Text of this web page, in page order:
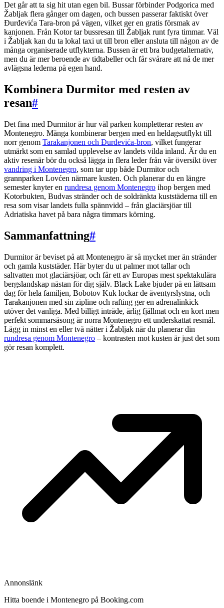
Det går att ta sig hit utan egen bil. Bussar förbinder Podgorica med
Žabljak flera gånger om dagen, och bussen passerar faktiskt över
Đurđevića Tara-bron på vägen, vilket ger en gratis försmak av
kanjonen. Från Kotor tar bussresan till Žabljak runt fyra timmar. Väl
i Žabljak kan du ta lokal taxi ut till bron eller ansluta till någon av de
många organiserade utflykterna. Bussen är ett bra budgetalternativ,
men du är mer beroende av tidtabeller och får svårare att nå de mer
avlägsna lederna på egen hand.
Kombinera Durmitor med resten av
resan#
Det fina med Durmitor är hur väl parken kompletterar resten av
Montenegro. Många kombinerar bergen med en heldagsutflykt till
norr genom Tarakanjonen och Đurđevića-bron, vilket fungerar
utmärkt som en samlad upplevelse av landets vilda inland. Är du en
aktiv resenär bör du också lägga in flera leder från vår översikt över
vandring i Montenegro, som tar upp både Durmitor och
grannparken Lovćen närmare kusten. Och planerar du en längre
semester knyter en rundresa genom Montenegro ihop bergen med
Kotorbukten, Budvas stränder och de soldränkta kuststäderna till en
resa som visar landets fulla spännvidd – från glaciärsjöar till
Adriatiska havet på bara några timmars körning.
Sammanfattning#
Durmitor är beviset på att Montenegro är så mycket mer än stränder
och gamla kuststäder. Här byter du ut palmer mot tallar och
saltvatten mot glaciärsjöar, och får ett av Europas mest spektakulära
bergslandskap nästan för dig själv. Black Lake bjuder på en lättsam
dag för hela familjen, Bobotov Kuk lockar de äventyrslystna, och
Tarakanjonen med sin zipline och rafting ger en adrenalinkick
utöver det vanliga. Med billigt inträde, ärlig fjällmat och en kort men
perfekt sommarsäsong är norra Montenegro ett underskattat resmål.
Lägg in minst en eller två nätter i Žabljak när du planerar din
rundresa genom Montenegro – kontrasten mot kusten är just det som
gör resan komplett.
Annonslänk
Hitta boende i Montenegro på Booking.com